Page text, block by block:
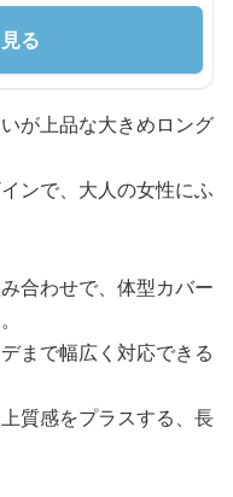
る
が上品な大きめロング
ンで、大人の女性にふ
合わせで、体型カバー
まで幅広く対応できる
質感をプラスする、長